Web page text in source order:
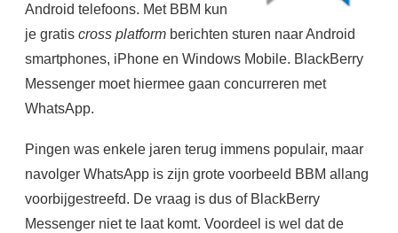
Android telefoons. Met BBM kun
je gratis cross platformberichten sturen naar Android
smartphones, iPhone en Windows Mobile. BlackBerry
Messenger moet hiermee gaan concurreren met
WhatsApp.
Pingen was enkele jaren terug immens populair, maar
navolger WhatsApp is zijn grote voorbeeld BBM allang
voorbijgestreefd. De vraag is dus of BlackBerry
Messenger niet te laat komt. Voordeel is wel dat de